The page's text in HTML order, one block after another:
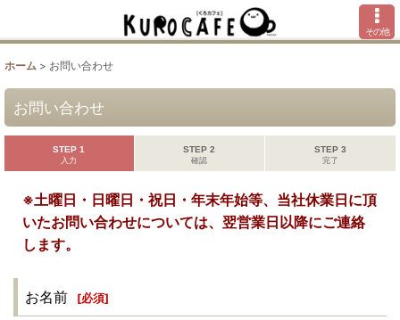
その他
ホーム > お問い合わせ
お問い合わせ
STEP 1
入力
STEP 2
確認
STEP 3
完了
※土曜日・日曜日・祝日・年末年始等、当社休業日に頂
いたお問い合わせについては、翌営業日以降にご連絡
します。
お名前 [必須]